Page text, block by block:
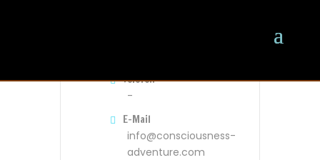
Telefon
-
E-Mail
info@consciousness-
adventure.com